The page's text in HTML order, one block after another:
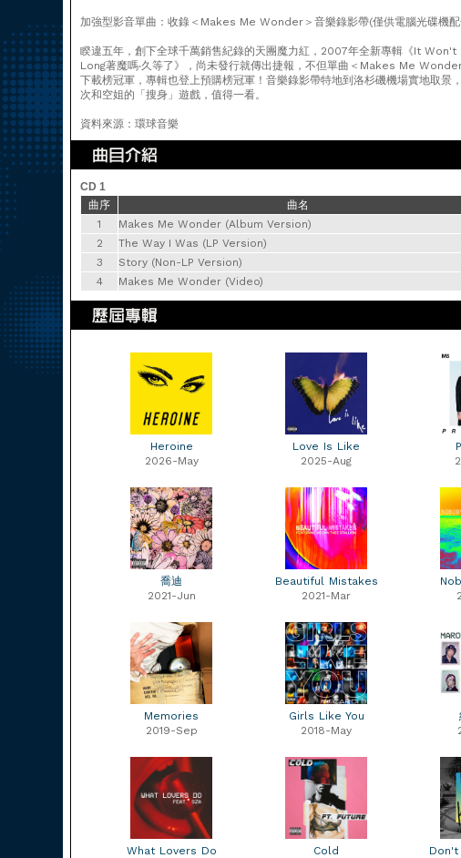
加強型影音單曲：收錄＜Makes Me Wonder＞音樂錄影帶(僅供電腦光碟機
睽違五年，創下全球千萬銷售紀錄的天團魔力紅，2007年全新專輯《It
Long著魔嗎‧久等了》，尚未發行就傳出捷報，不但單曲＜Makes Me
下載榜冠軍，專輯也登上預購榜冠軍！音樂錄影帶特地到洛杉磯機場實地取景
次和空姐的「搜身」遊戲，值得一看。
資料來源：環球音樂
CD 1
曲序
曲名
1
Makes Me Wonder (Album Version)
2
The Way I Was (LP Version)
3
Story (Non-LP Version)
4
Makes Me Wonder (Video)
Heroine
2026-May
Love Is Like
2025-Aug
喬迪
2021-Jun
Beautiful Mistakes
2021-Mar
Memories
2019-Sep
Girls Like You
2018-May
What Lovers Do
Cold
Don't